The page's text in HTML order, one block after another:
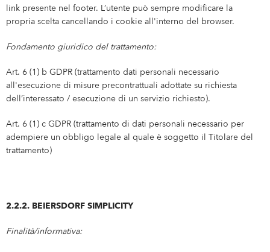
link presente nel footer. L’utente può sempre modificare la
propria scelta cancellando i cookie all'interno del browser.
Fondamento giuridico del trattamento:
Art. 6 (1) b GDPR (trattamento dati personali necessario
all'esecuzione di misure precontrattuali adottate su richiesta
dell’interessato / esecuzione di un servizio richiesto).
Art. 6 (1) c GDPR (trattamento di dati personali necessario per
adempiere un obbligo legale al quale è soggetto il Titolare del
trattamento)
2.2.2. BEIERSDORF SIMPLICITY
Finalità/informativa: